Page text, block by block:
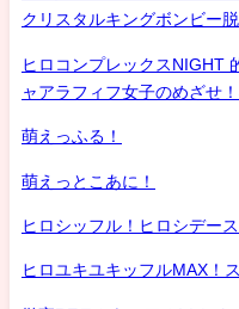
クリスタルキングボンビー
ヒロコンプレックスNIGHT
ャアラフィフ女子のめざせ
萌えっふる！
萌えっとこあに！
ヒロシッフル！ヒロシデー
ヒロユキユキッフルMAX！